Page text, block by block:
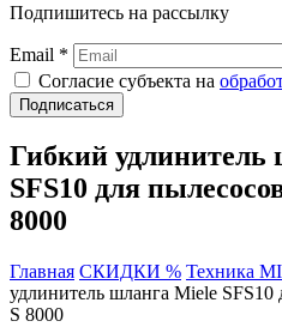
Подпишитесь на рассылку
Email *
Согласие субъекта на
Подписаться
Гибкий удлинитель
SFS10 для
8000
Главная СКИДКИ % Техника
удлинитель шланга Miele SFS10
S 8000